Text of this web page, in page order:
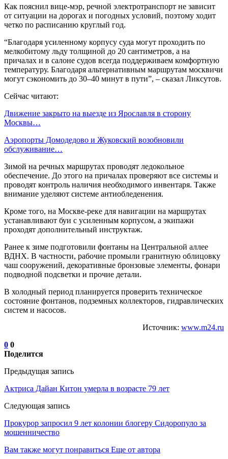
Как пояснил вице-мэр, речной электротранспорт не зависит
от ситуации на дорогах и погодных условий, поэтому ходит
четко по расписанию круглый год.
“Благодаря усиленному корпусу суда могут проходить по
мелкобитому льду толщиной до 20 сантиметров, а на
причалах и в салоне судов всегда поддерживаем комфортную
температуру. Благодаря альтернативным маршрутам москвичи
могут сэкономить до 30–40 минут в пути”, – сказал Ликсутов.
Сейчас читают:
Движение закрыто на выезде из Ярославля в сторону
Москвы…
Аэропорты Домодедово и Жуковский возобновили
обслуживание…
Зимой на речных маршрутах проводят ледокольное
обеспечение. До этого на причалах проверяют все системы и
проводят контроль наличия необходимого инвентаря. Также
внимание уделяют системе антиобледенения.
Кроме того, на Москве-реке для навигации на маршрутах
устанавливают буи с усиленным корпусом, а экипажи
проходят дополнительный инструктаж.
Ранее к зиме подготовили фонтаны на Центральной аллее
ВДНХ. В частности, рабочие промыли гранитную облицовку
чаш сооружений, декоративные бронзовые элементы, фонари
подводной подсветки и прочие детали.
В холодный период планируется проверить техническое
состояние фонтанов, подземных коллекторов, гидравлических
систем и насосов.
Источник: www.m24.ru
0 0
Поделится
Предыдущая запись
Актриса Дайан Китон умерла в возрасте 79 лет
Следующая запись
Прокурор запросил 9 лет колонии блогеру Сидоропуло за
мошенничество
Вам также могут понравиться Еще от автора